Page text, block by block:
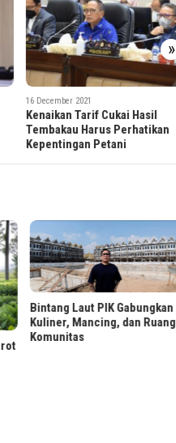
»
16 December 2021
Hentikan Kekerasan Terhadap
Hewan!
Menjaga Reputasi Kredit